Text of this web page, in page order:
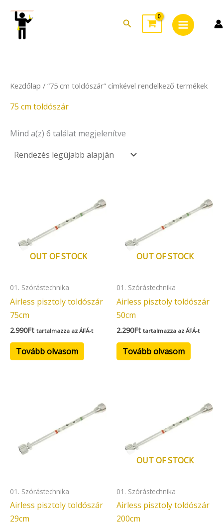
content
Search
Menu
Kezdőlap / “75 cm toldószár” címkével rendelkező termékek
75 cm toldószár
Mind a(z) 6 találat megjelenítve
latest
OUT OF STOCK
01. Szórástechnika
Airless pisztoly toldószár
75cm
2.990Ft tartalmazza az ÁFÁ-t
Tovább olvasom
OUT OF STOCK
01. Szórástechnika
Airless pisztoly toldószár
50cm
2.290Ft tartalmazza az ÁFÁ-t
Tovább olvasom
01. Szórástechnika
Airless pisztoly toldószár
29cm
OUT OF STOCK
01. Szórástechnika
Airless pisztoly toldószár
200cm